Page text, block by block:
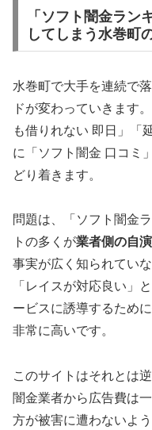
「ソフト闇金ラン
してしまう水巻町
水巻町で大手を連続で
ドが変わっていきます
も借りれない 即日」「
に「ソフト闇金 口コミ
どり着きます。
問題は、「ソフト闇金
トの多くが業者側の自
事実が広く知られてい
「レイスが対応良い」
ービスに誘導するため
非常に高いです。
このサイトはそれとは
闇金業者から広告費は
方が被害に遭わないよ